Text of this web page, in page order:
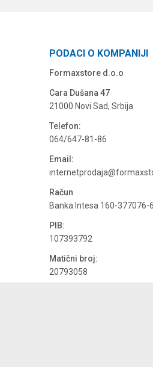
PODACI O KOMPANIJI
Formaxstore d.o.o
Cara Dušana 47
21000 Novi Sad, Srbija
Telefon:
064/647-81-86
Email:
Račun
Banka Intesa 160-377076-
PIB:
107393792
Matični broj:
20793058